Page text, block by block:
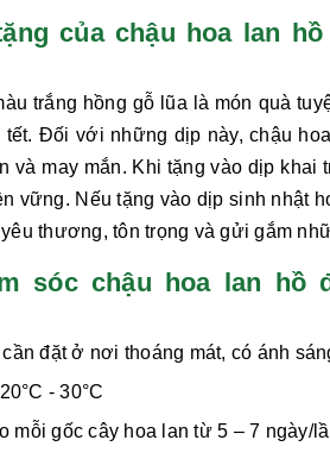
của chậu hoa lan
trắng hồng gỗ lũa là món quà
Đối với những dịp này, chậu hoa
và may mắn. Khi tặng vào dịp
vững. Nếu tặng vào dịp sinh nhật
thương, tôn trọng và gửi gắm
sóc chậu hoa lan hồ
đặt ở nơi thoáng mát, có ánh
- 30°C
gốc cây hoa lan từ 5 – 7 ngày/